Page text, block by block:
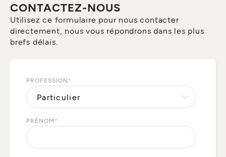
CONTACTEZ-NOUS
Utilisez ce formulaire pour nous contacter
directement, nous vous répondrons dans les plus
brefs délais.
PROFESSION *
PRÉNOM *